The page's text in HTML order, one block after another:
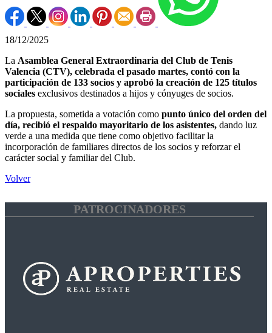
18/12/2025
La Asamblea General Extraordinaria del Club de Tenis
Valencia (CTV), celebrada el pasado martes, contó con la
participación de 133 socios y aprobó la creación de 125 títulos
sociales exclusivos destinados a hijos y cónyuges de socios.
La propuesta, sometida a votación como punto único del orden del
día, recibió el respaldo mayoritario de los asistentes, dando luz
verde a una medida que tiene como objetivo facilitar la
incorporación de familiares directos de los socios y reforzar el
carácter social y familiar del Club.
Volver
PATROCINADORES